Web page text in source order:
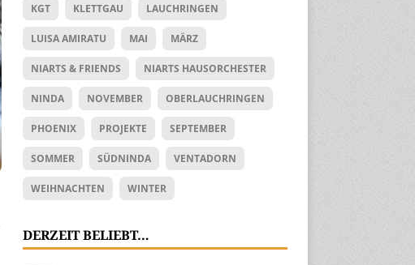
KGT KLETTGAU LAUCHRINGEN
LUISA AMIRATU MAI MÄRZ
NIARTS & FRIENDS NIARTS HAUSORCHESTER
NINDA NOVEMBER OBERLAUCHRINGEN
PHOENIX PROJEKTE SEPTEMBER
SOMMER SÜDNINDA VENTADORN
WEIHNACHTEN WINTER
DERZEIT BELIEBT…